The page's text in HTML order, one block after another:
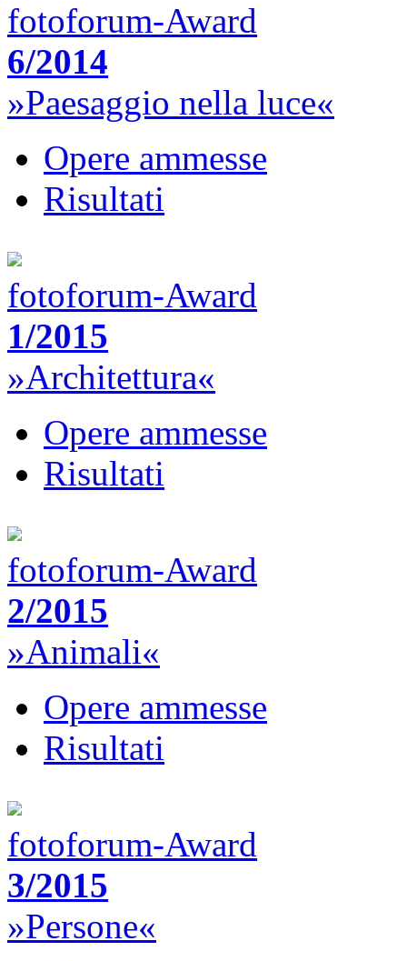
fotoforum-Award
6/2014
»Paesaggio nella luce«
Opere ammesse
Risultati
fotoforum-Award
1/2015
»Architettura«
Opere ammesse
Risultati
fotoforum-Award
2/2015
»Animali«
Opere ammesse
Risultati
fotoforum-Award
3/2015
»Persone«